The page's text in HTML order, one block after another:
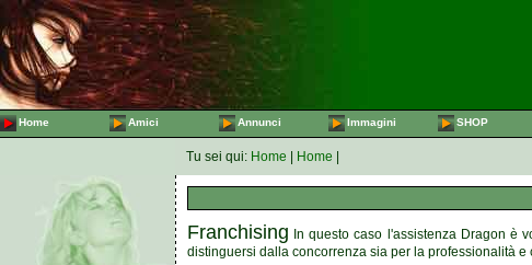
Home Amici Annunci Immagini SHOP
Tu sei qui: Home Home
Franchising In questo caso l'assistenza Dragon è
distinguersi dalla concorrenza sia per la professionalità